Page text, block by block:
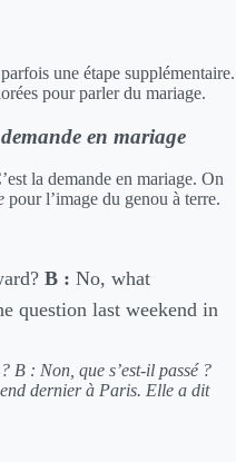
une étape supplémentaire.
pour parler du mariage.
en mariage
la demande en mariage. On
pour l’image du genou à terre.
B : No, what
question last weekend in
B : Non, que s’est-il passé ?
dernier à Paris. Elle a dit